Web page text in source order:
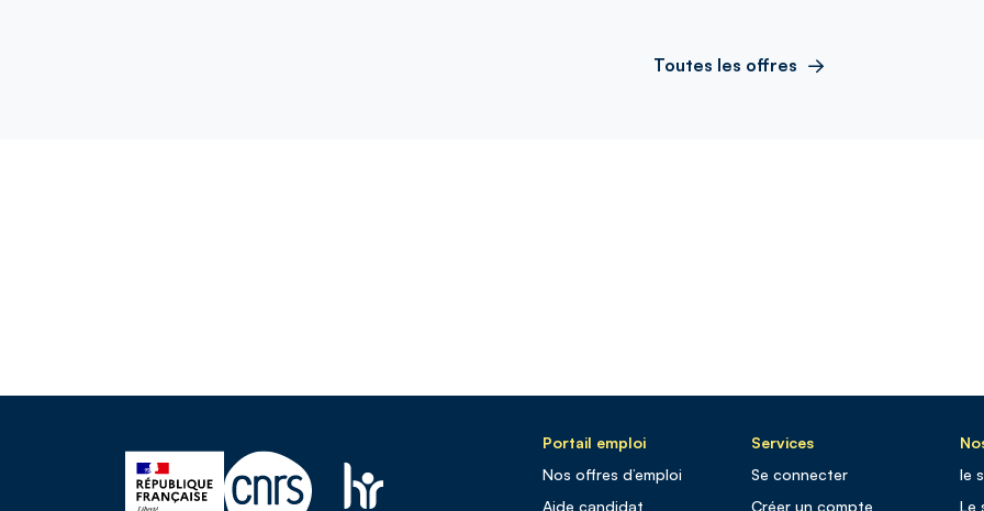
Toutes les offres
Portail emploi
Nos offres d’emploi
Aide candidat
Services
Se connecter
Créer un compte
le
Le